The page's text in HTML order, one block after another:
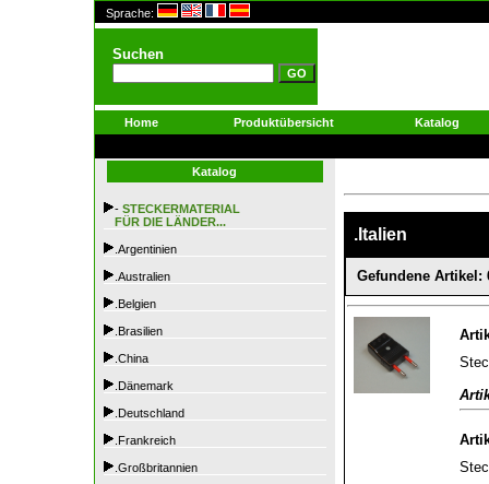
Sprache:
Suchen
Home Produktübersicht Katalog
Katalog
- STECKERMATERIAL
FÜR DIE LÄNDER...
.Argentinien
.Australien
.Belgien
.Brasilien
.China
.Dänemark
.Deutschland
.Frankreich
.Großbritannien
.Italien
Gefundene Artikel: